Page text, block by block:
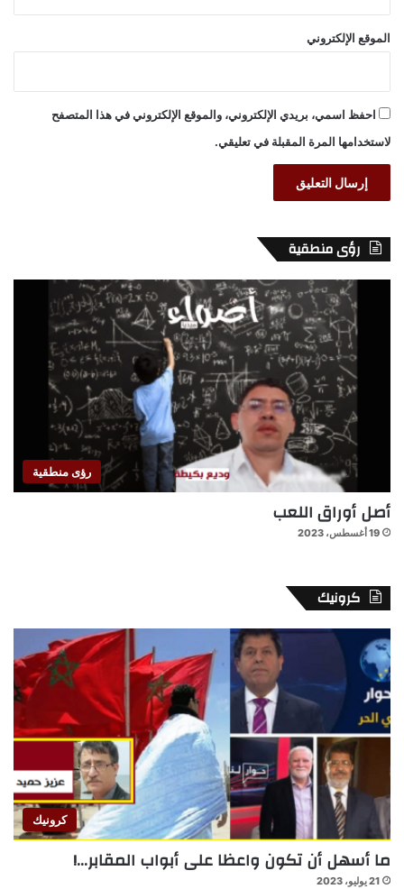
الموقع الإلكتروني
احفظ اسمي، بريدي الإلكتروني، والموقع الإلكتروني في هذا المتصفح
لاستخدامها المرة المقبلة في تعليقي.
رؤى منطقية
رؤى منطقية
أصل أوراق اللعب
19 أغسطس، 2023
كرونيك
كرونيك
ما أسهل أن تكون واعظا على أبواب المقابر…!
21 يوليو، 2023